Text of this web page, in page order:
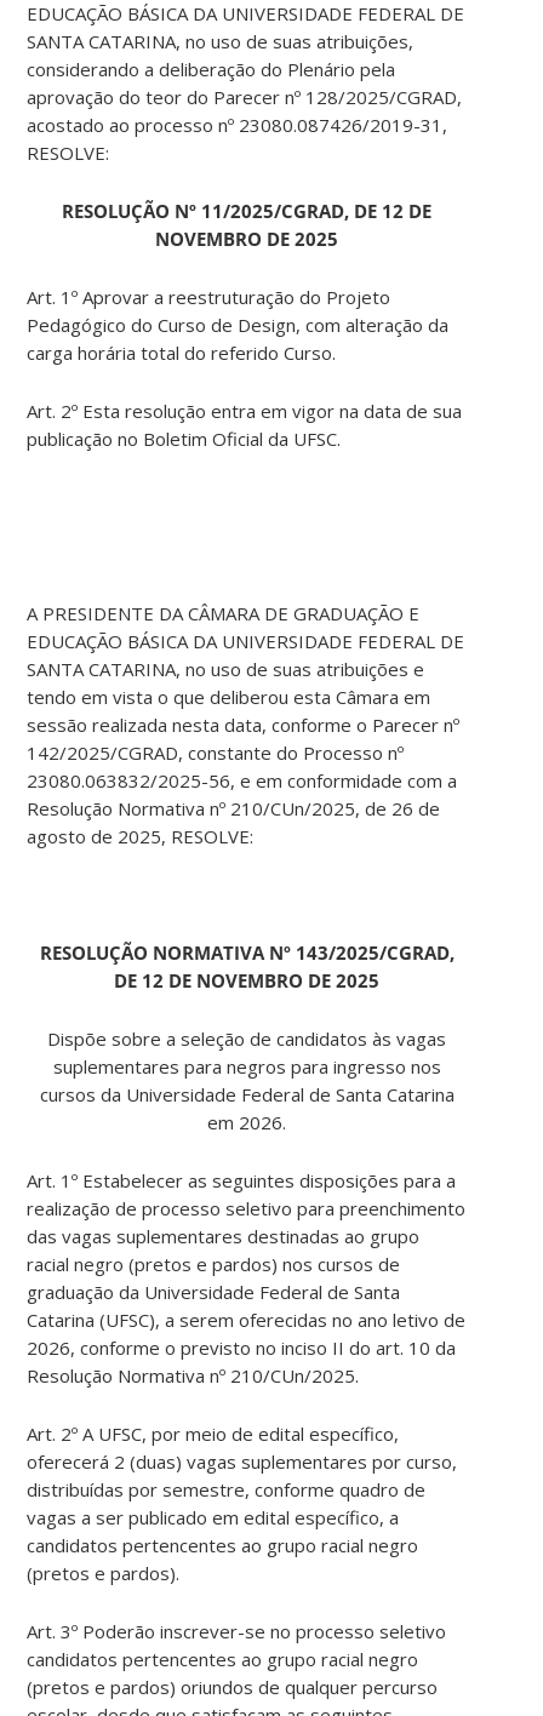
EDUCAÇÃO BÁSICA DA UNIVERSIDADE FEDERAL DE
SANTA CATARINA, no uso de suas atribuições,
considerando a deliberação do Plenário pela
aprovação do teor do Parecer nº 128/2025/CGRAD,
acostado ao processo nº 23080.087426/2019-31,
RESOLVE:
RESOLUÇÃO Nº 11/2025/CGRAD, DE 12 DE
NOVEMBRO DE 2025
Art. 1º Aprovar a reestruturação do Projeto
Pedagógico do Curso de Design, com alteração da
carga horária total do referido Curso.
Art. 2º Esta resolução entra em vigor na data de sua
publicação no Boletim Oficial da UFSC.
A PRESIDENTE DA CÂMARA DE GRADUAÇÃO E
EDUCAÇÃO BÁSICA DA UNIVERSIDADE FEDERAL DE
SANTA CATARINA, no uso de suas atribuições e
tendo em vista o que deliberou esta Câmara em
sessão realizada nesta data, conforme o Parecer nº
142/2025/CGRAD, constante do Processo nº
23080.063832/2025-56, e em conformidade com a
Resolução Normativa nº 210/CUn/2025, de 26 de
agosto de 2025, RESOLVE:
RESOLUÇÃO NORMATIVA Nº 143/2025/CGRAD,
DE 12 DE NOVEMBRO DE 2025
Dispõe sobre a seleção de candidatos às vagas
suplementares para negros para ingresso nos
cursos da Universidade Federal de Santa Catarina
em 2026.
Art. 1º Estabelecer as seguintes disposições para a
realização de processo seletivo para preenchimento
das vagas suplementares destinadas ao grupo
racial negro (pretos e pardos) nos cursos de
graduação da Universidade Federal de Santa
Catarina (UFSC), a serem oferecidas no ano letivo de
2026, conforme o previsto no inciso II do art. 10 da
Resolução Normativa nº 210/CUn/2025.
Art. 2º A UFSC, por meio de edital específico,
oferecerá 2 (duas) vagas suplementares por curso,
distribuídas por semestre, conforme quadro de
vagas a ser publicado em edital específico, a
candidatos pertencentes ao grupo racial negro
(pretos e pardos).
Art. 3º Poderão inscrever-se no processo seletivo
candidatos pertencentes ao grupo racial negro
(pretos e pardos) oriundos de qualquer percurso